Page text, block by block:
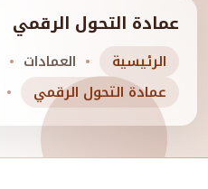
عمادة التحول الرقمي
الرئيسية
العمادات
عمادة التحول الرقمي